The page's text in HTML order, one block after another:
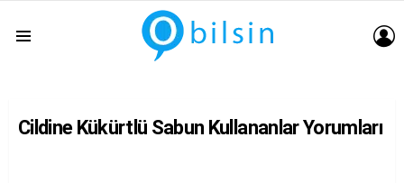
Cildine Kükürtlü Sabun Kullananlar Yorumları